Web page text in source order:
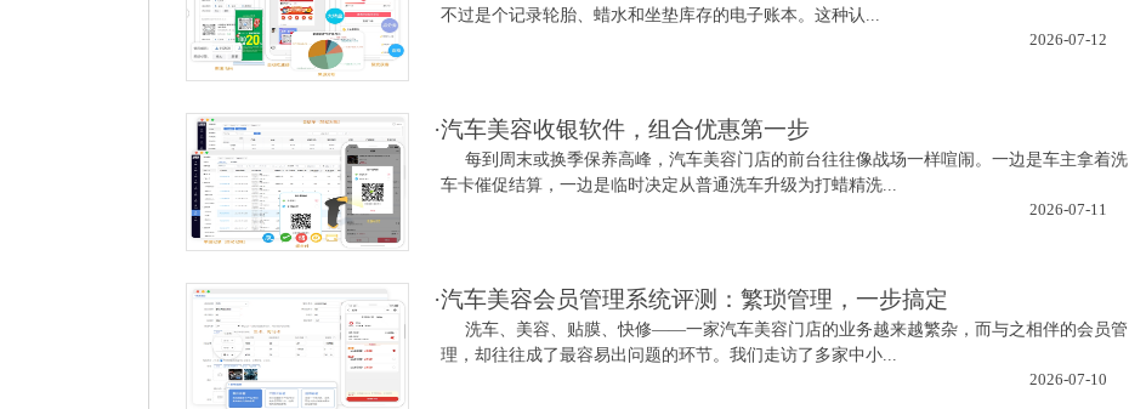
不过是个记录轮胎、蜡水和坐垫库存的电子账本。这种认...
2026-07-12
·汽车美容收银软件，组合优惠第一步
每到周末或换季保养高峰，汽车美容门店的前台往往像战场一样喧闹。一边是车主拿着洗
车卡催促结算，一边是临时决定从普通洗车升级为打蜡精洗...
2026-07-11
·汽车美容会员管理系统评测：繁琐管理，一步搞定
洗车、美容、贴膜、快修——一家汽车美容门店的业务越来越繁杂，而与之相伴的会员管
理，却往往成了最容易出问题的环节。我们走访了多家中小...
2026-07-10